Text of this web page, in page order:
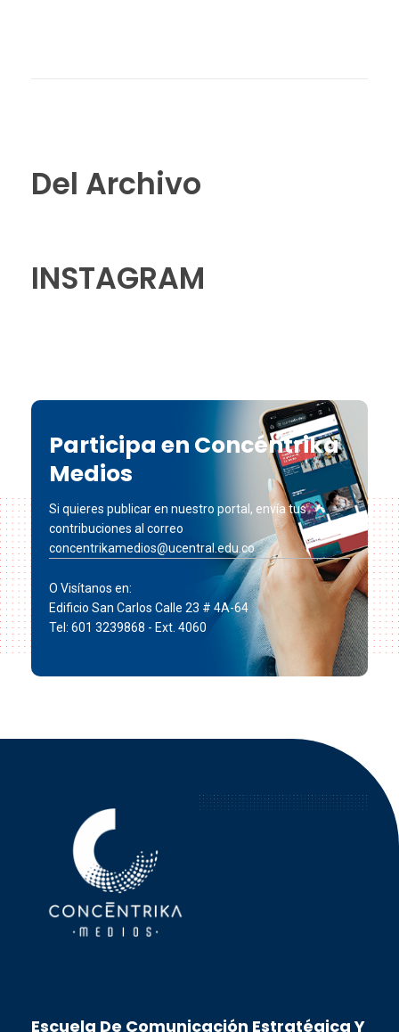
Del Archivo
INSTAGRAM
Participa en Concéntrika
Medios
Si quieres publicar en nuestro portal, envía tus
contribuciones al correo
concentrikamedios@ucentral.edu.co
O Visítanos en:
Edificio San Carlos Calle 23 # 4A-64
Tel: 601 3239868 - Ext. 4060
Escuela De Comunicación Estratégica Y